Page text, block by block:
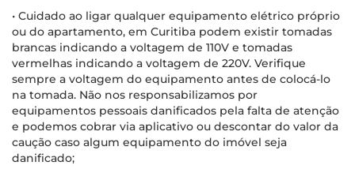
• Cuidado ao ligar qualquer equipamento elétrico próprio
ou do apartamento, em Curitiba podem existir tomadas
brancas indicando a voltagem de 110V e tomadas
vermelhas indicando a voltagem de 220V. Verifique
sempre a voltagem do equipamento antes de colocá-lo
na tomada. Não nos responsabilizamos por
equipamentos pessoais danificados pela falta de atenção
e podemos cobrar via aplicativo ou descontar do valor da
caução caso algum equipamento do imóvel seja
danificado;